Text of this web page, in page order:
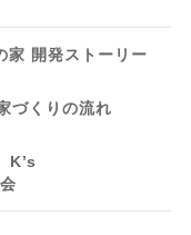
家 開発ストーリー
づくりの流れ
K’s